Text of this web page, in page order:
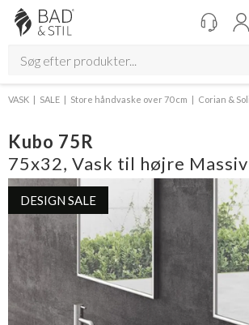
VASK SALE Store håndvaske over 70 cm Corian &
Kubo 75R
75x32, Vask til højre
DESIGN SALE